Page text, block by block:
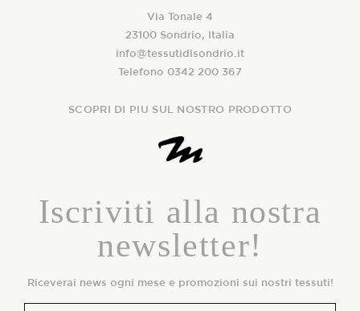
Via Tonale 4
23100 Sondrio, Italia
info@tessutidisondrio.it
Telefono 0342 200 367
SCOPRI DI PIU SUL NOSTRO PRODOTTO
Iscriviti alla nostra
newsletter!
Riceverai news ogni mese e promozioni sui nostri tessuti!